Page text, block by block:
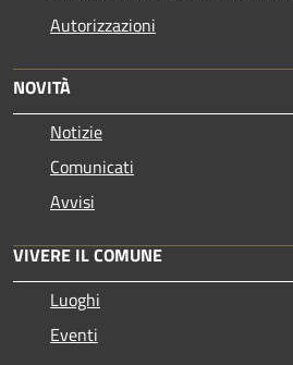
Autorizzazioni
NOVITÀ
Notizie
Comunicati
Avvisi
VIVERE IL COMUNE
Luoghi
Eventi